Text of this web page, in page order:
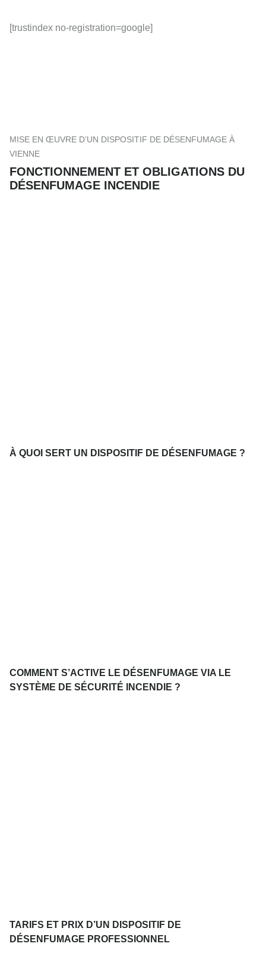
[trustindex no-registration=google]
MISE EN ŒUVRE D’UN DISPOSITIF DE DÉSENFUMAGE À
VIENNE
FONCTIONNEMENT ET OBLIGATIONS DU
DÉSENFUMAGE INCENDIE
À QUOI SERT UN DISPOSITIF DE DÉSENFUMAGE ?
COMMENT S’ACTIVE LE DÉSENFUMAGE VIA LE
SYSTÈME DE SÉCURITÉ INCENDIE ?
TARIFS ET PRIX D’UN DISPOSITIF DE
DÉSENFUMAGE PROFESSIONNEL